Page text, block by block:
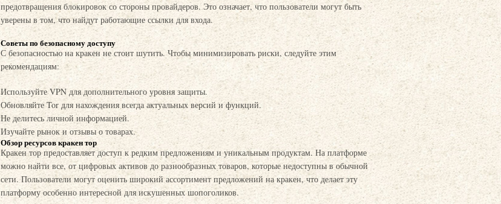
предотвращения блокировок со стороны провайдеров. Это означает, что пользователи могут быть
уверены в том, что найдут работающие ссылки для входа.
Советы по безопасному доступу
С безопасностью на кракен не стоит шутить. Чтобы минимизировать риски, следуйте этим
рекомендациям:
Используйте VPN для дополнительного уровня защиты.
Обновляйте Tor для нахождения всегда актуальных версий и функций.
Не делитесь личной информацией.
Изучайте рынок и отзывы о товарах.
Обзор ресурсов кракен тор
Кракен тор предоставляет доступ к редким предложениям и уникальным продуктам. На платформе
можно найти все, от цифровых активов до разнообразных товаров, которые недоступны в обычной
сети. Пользователи могут оценить широкий ассортимент предложений на кракен, что делает эту
платформу особенно интересной для искушенных шопоголиков.